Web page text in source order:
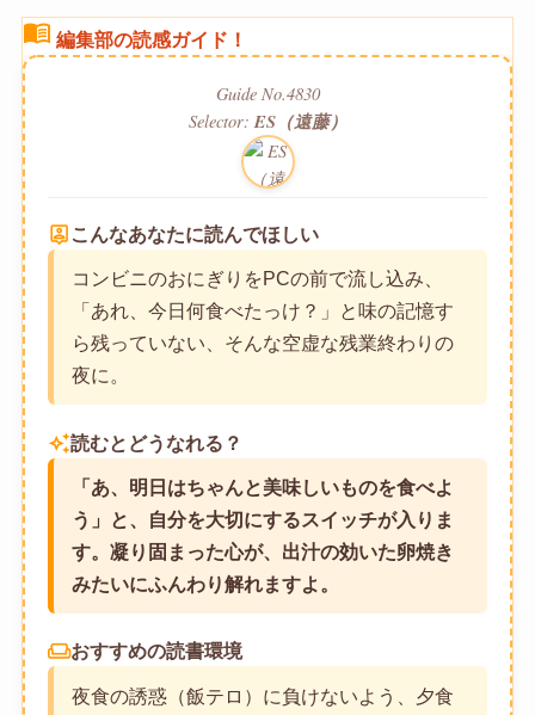
menu_book 編集部の読感ガイド！
Guide No.4830
Selector: ES（遠藤）
person_pin こんなあなたに読んでほしい
コンビニのおにぎりをPCの前で流し込み、
「あれ、今日何食べたっけ？」と味の記憶す
ら残っていない、そんな空虚な残業終わりの
夜に。
auto_awesome読むとどうなれる？
「あ、明日はちゃんと美味しいものを食べよ
う」と、自分を大切にするスイッチが入りま
す。凝り固まった心が、出汁の効いた卵焼き
みたいにふんわり解れますよ。
weekendおすすめの読書環境
夜食の誘惑（飯テロ）に負けないよう、夕食